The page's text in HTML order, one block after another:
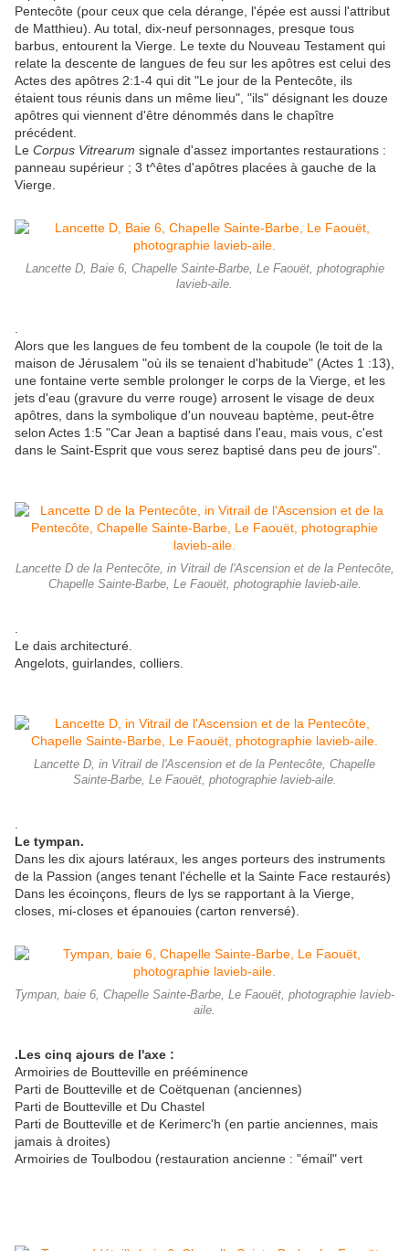
Pentecôte (pour ceux que cela dérange, l'épée est aussi l'attribut
de Matthieu). Au total, dix-neuf personnages, presque tous
barbus, entourent la Vierge. Le texte du Nouveau Testament qui
relate la descente de langues de feu sur les apôtres est celui des
Actes des apôtres 2:1-4 qui dit "Le jour de la Pentecôte, ils
étaient tous réunis dans un même lieu", "ils" désignant les douze
apôtres qui viennent d'être dénommés dans le chapître
précédent.
Le Corpus Vitrearum signale d'assez importantes restaurations :
panneau supérieur ; 3 t^êtes d'apôtres placées à gauche de la
Vierge.
Lancette D, Baie 6, Chapelle Sainte-Barbe, Le Faouët, photographie
lavieb-aile.
Alors que les langues de feu tombent de la coupole (le toit de la
maison de Jérusalem "où ils se tenaient d'habitude" (Actes 1 :13),
une fontaine verte semble prolonger le corps de la Vierge, et les
jets d'eau (gravure du verre rouge) arrosent le visage de deux
apôtres, dans la symbolique d'un nouveau baptème, peut-être
selon Actes 1:5 "Car Jean a baptisé dans l'eau, mais vous, c'est
dans le Saint-Esprit que vous serez baptisé dans peu de jours".
Lancette D de la Pentecôte, in Vitrail de l'Ascension et de la Pentecôte,
Chapelle Sainte-Barbe, Le Faouët, photographie lavieb-aile.
Le dais architecturé.
Angelots, guirlandes, colliers.
Lancette D, in Vitrail de l'Ascension et de la Pentecôte, Chapelle
Sainte-Barbe, Le Faouët, photographie lavieb-aile.
Le tympan.
Dans les dix ajours latéraux, les anges porteurs des instruments
de la Passion (anges tenant l'échelle et la Sainte Face restaurés)
Dans les écoinçons, fleurs de lys se rapportant à la Vierge,
closes, mi-closes et épanouies (carton renversé).
Tympan, baie 6, Chapelle Sainte-Barbe, Le Faouët, photographie lavieb-
aile.
.Les cinq ajours de l'axe :
Armoiries de Boutteville en prééminence
Parti de Boutteville et de Coëtquenan (anciennes)
Parti de Boutteville et Du Chastel
Parti de Boutteville et de Kerimerc'h (en partie anciennes, mais
jamais à droites)
Armoiries de Toulbodou (restauration ancienne : "émail" vert